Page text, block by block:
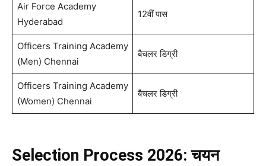
Air Force Academy
Hyderabad
12वीं पास
Officers Training Academy
(Men) Chennai
बैचलर डिग्री
Officers Training Academy
(Women) Chennai
बैचलर डिग्री
Selection Process 2026: चयन